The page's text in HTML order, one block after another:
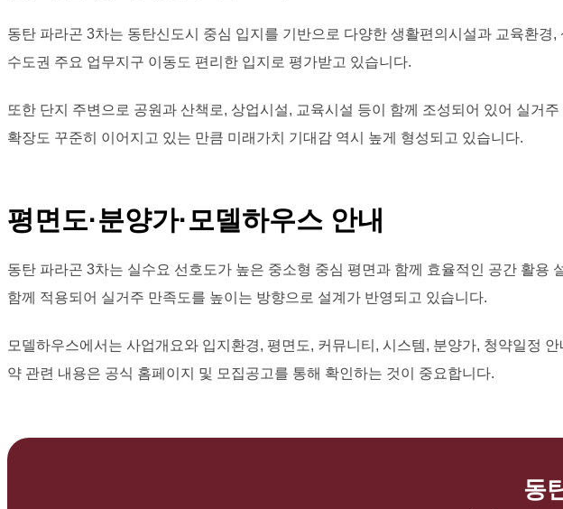
동탄 파라곤 3차는 동탄신도시 중심 입지를 기반으로 다양한 생활편의시설과 교육환
수도권 주요 업무지구 이동도 편리한 입지로 평가받고 있습니다.
또한 단지 주변으로 공원과 산책로, 상업시설, 교육시설 등이 함께 조성되어 있어 실거
확장도 꾸준히 이어지고 있는 만큼 미래가치 기대감 역시 높게 형성되고 있습니다.
평면도·분양가·모델하우스 안내
동탄 파라곤 3차는 실수요 선호도가 높은 중소형 중심 평면과 함께 효율적인 공간 활
함께 적용되어 실거주 만족도를 높이는 방향으로 설계가 반영되고 있습니다.
모델하우스에서는 사업개요와 입지환경, 평면도, 커뮤니티, 시스템, 분양가, 청약일정
약 관련 내용은 공식 홈페이지 및 모집공고를 통해 확인하는 것이 중요합니다.
동